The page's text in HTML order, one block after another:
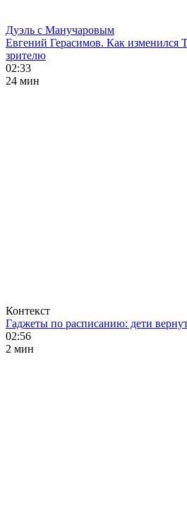
Дуэль с Манучаровым
Евгений Герасимов. Как изменился
зрителю
02:33
24 мин
Контекст
Гаджеты по расписанию: дети
02:56
2 мин